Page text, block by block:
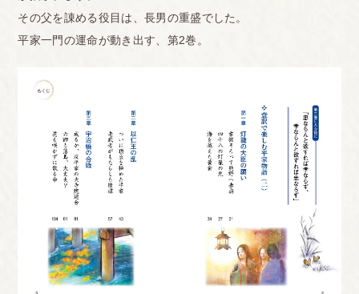
その父を諌める役目は、長男の重盛でした。
平家一門の運命が動き出す、第2巻。